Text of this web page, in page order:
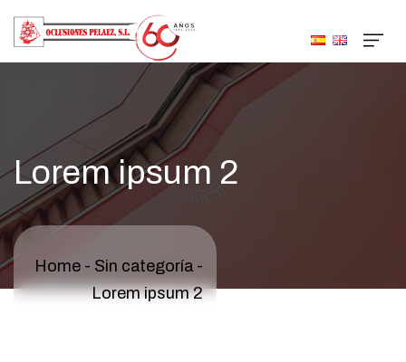
Lorem ipsum 2
Home- Sin categoría-
Lorem ipsum 2